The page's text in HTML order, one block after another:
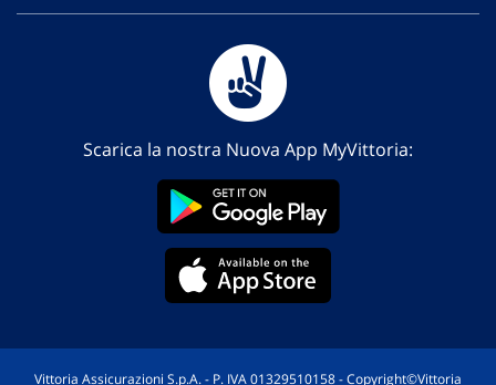
Scarica la nostra Nuova App MyVittoria:
Vittoria Assicurazioni S.p.A. - P. IVA 01329510158 - Copyright©Vittoria